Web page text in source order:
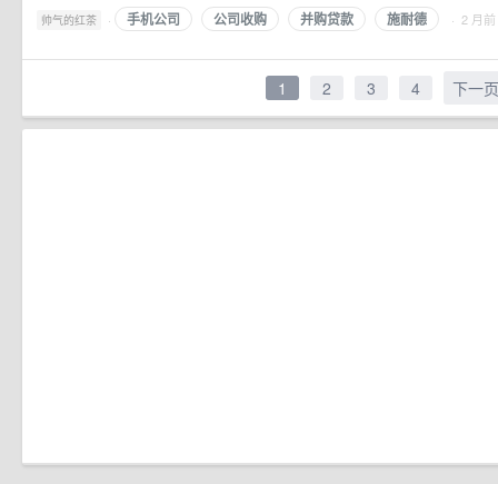
帅气的红茶 · 手机公司 公司收购 并购贷款 施耐德 · 2 月前
1 2 3 4 下一页